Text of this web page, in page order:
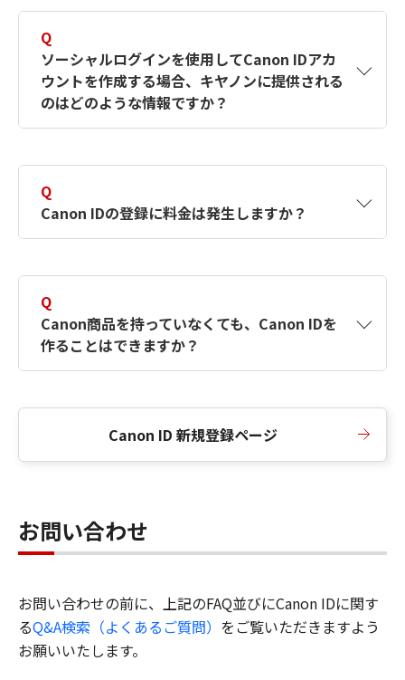
す。詳しい作成方法は【カメラ】Canon IDとは
何ですか？Canon IDの作成方法は？をご確認く
ださい。
Q
ソーシャルログインを使用してCanon IDアカ
ウントを作成する場合、キヤノンに提供される
のはどのような情報ですか？
択したサービスから取得します。アカウントを
簡単に作成できるように、この情報を使用して
Canon IDの登録フォームを入力します。
Q
Canon IDの登録に料金は発生しますか？
Q
Canon商品を持っていなくても、Canon IDを
作ることはできますか？
Canon ID 新規登録ページ
お問い合わせ
お問い合わせの前に、上記のFAQ並びにCanon IDに関す
るQ&A検索（よくあるご質問） をご覧いただきますよう
お願いいたします。